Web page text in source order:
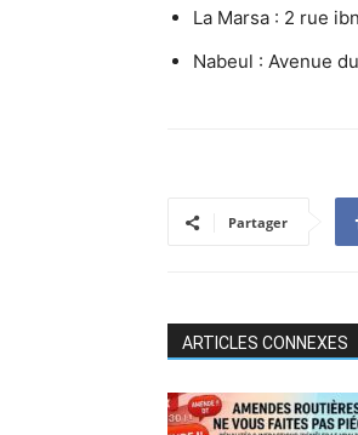
La Marsa : 2 rue
Nabeul : Avenue
Partager
ARTICLES CONNEXES